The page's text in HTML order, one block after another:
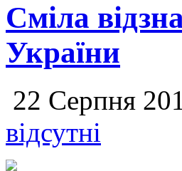
Сміла
України
22 Серпня
відсутні